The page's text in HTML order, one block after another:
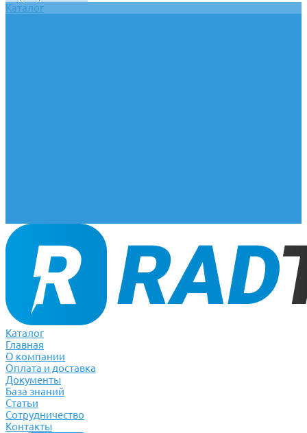
Каталог
Каталог
Главная
О компании
Оплата и доставка
Документы
База знаний
Статьи
Сотрудничество
Контакты